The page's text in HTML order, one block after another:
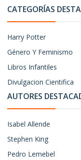
CATEGORÍAS
Harry Potter
Género Y Feminismo
Libros Infantiles
Divulgacion Cientifica
AUTORES
Isabel Allende
Stephen King
Pedro Lemebel